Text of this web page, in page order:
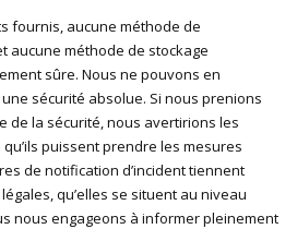
fournis, aucune méthode de
aucune méthode de stockage
sûre. Nous ne pouvons en
sécurité absolue. Si nous prenions
de la sécurité, nous avertirions les
puissent prendre les mesures
de notification d’incident tiennent
qu’elles se situent au niveau
nous engageons à informer pleinement